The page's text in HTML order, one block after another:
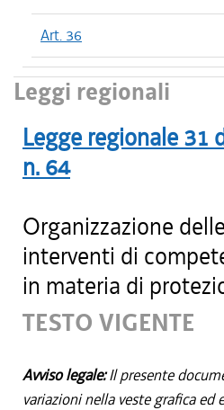
Art. 36
Leggi regionali
Legge regionale 31
n. 64
Organizzazione
interventi di
in materia di
TESTO VIGENTE
Avviso legale:Il presente
variazioni nella veste grafica